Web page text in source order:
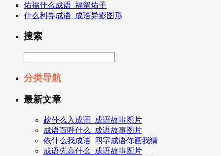
佑福什么成语_福留佑子
什么利异成语_成语异影图形
搜索
分类导航
最新文章
趁什么入成语_成语故事图片
成语百呼什么_成语故事图片
依什么我成语_四字成语你画我猜
成语先高什么_成语故事图片